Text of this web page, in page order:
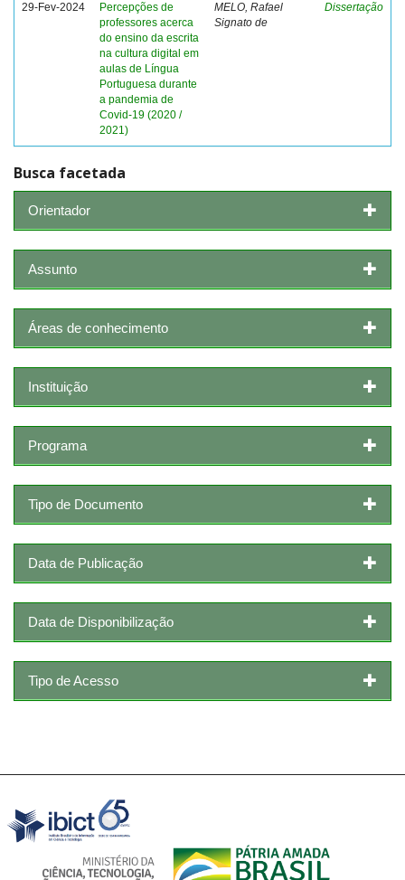
29-Fev-2024
Percepções de
professores acerca
do ensino da escrita
na cultura digital em
aulas de Língua
Portuguesa durante
a pandemia de
Covid-19 (2020 /
2021)
MELO, Rafael
Signato de
Dissertação
Busca facetada
Orientador
Assunto
Áreas de conhecimento
Instituição
Programa
Tipo de Documento
Data de Publicação
Data de Disponibilização
Tipo de Acesso